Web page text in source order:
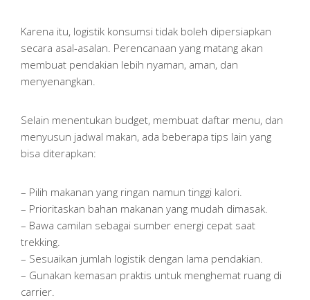
Karena itu, logistik konsumsi tidak boleh dipersiapkan
secara asal-asalan. Perencanaan yang matang akan
membuat pendakian lebih nyaman, aman, dan
menyenangkan.
Selain menentukan budget, membuat daftar menu, dan
menyusun jadwal makan, ada beberapa tips lain yang
bisa diterapkan:
– Pilih makanan yang ringan namun tinggi kalori.
– Prioritaskan bahan makanan yang mudah dimasak.
– Bawa camilan sebagai sumber energi cepat saat
trekking.
– Sesuaikan jumlah logistik dengan lama pendakian.
– Gunakan kemasan praktis untuk menghemat ruang di
carrier.